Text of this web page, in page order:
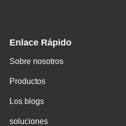
Enlace Rápido
Sobre nosotros
Productos
Los blogs
soluciones